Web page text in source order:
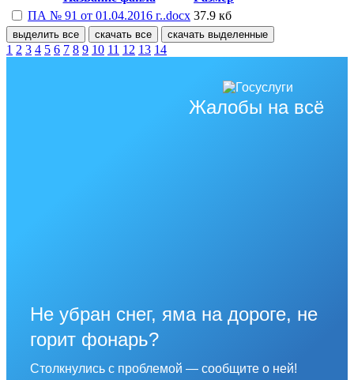
ПА № 91 от 01.04.2016 г..docx 37.9 кб
выделить все скачать все скачать выделенные
1 2 3 4 5 6 7 8 9 10 11 12 13 14
Жалобы на всё
Не убран снег, яма на дороге, не
горит фонарь?
Столкнулись с проблемой — сообщите о ней!